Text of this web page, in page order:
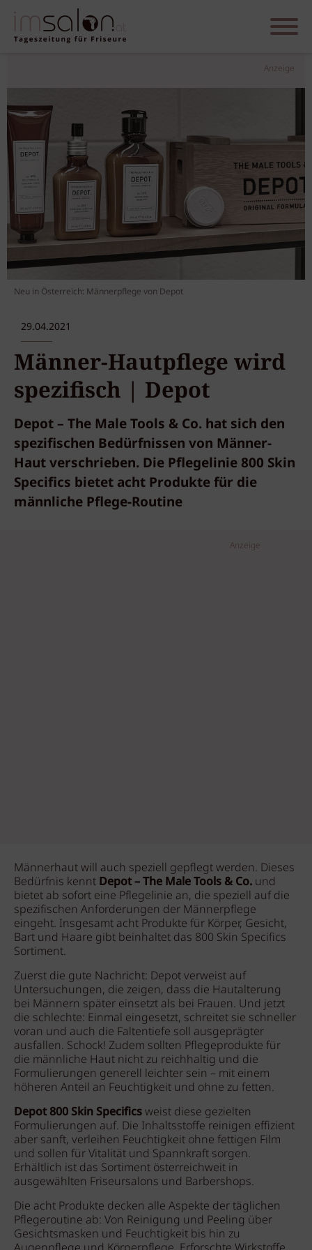
Anzeige
Neu in Österreich: Männerpflege von Depot
29.04.2021
Männer-Hautpflege wird
spezifisch | Depot
Depot – The Male Tools & Co. hat sich den
spezifischen Bedürfnissen von Männer-
Haut verschrieben. Die Pflegelinie 800 Skin
Specifics bietet acht Produkte für die
männliche Pflege-Routine
Anzeige
Männerhaut will auch speziell gepflegt werden. Dieses
Bedürfnis kennt Depot – The Male Tools & Co. und
bietet ab sofort eine Pflegelinie an, die speziell auf die
spezifischen Anforderungen der Männerpflege
eingeht. Insgesamt acht Produkte für Körper, Gesicht,
Bart und Haare gibt beinhaltet das 800 Skin Specifics
Sortiment.
Zuerst die gute Nachricht: Depot verweist auf
Untersuchungen, die zeigen, dass die Hautalterung
bei Männern später einsetzt als bei Frauen. Und jetzt
die schlechte: Einmal eingesetzt, schreitet sie schneller
voran und auch die Faltentiefe soll ausgeprägter
ausfallen. Schock! Zudem sollten Pflegeprodukte für
die männliche Haut nicht zu reichhaltig und die
Formulierungen generell leichter sein – mit einem
höheren Anteil an Feuchtigkeit und ohne zu fetten.
Depot 800 Skin Specificsweist diese gezielten
Formulierungen auf. Die Inhaltsstoffe reinigen effizient
aber sanft, verleihen Feuchtigkeit ohne fettigen Film
und sollen für Vitalität und Spannkraft sorgen.
Erhältlich ist das Sortiment österreichweit in
ausgewählten Friseursalons und Barbershops.
Die acht Produkte decken alle Aspekte der täglichen
Pflegeroutine ab: Von Reinigung und Peeling über
Gesichtsmasken und Feuchtigkeit bis hin zu